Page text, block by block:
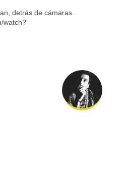
detrás de cámaras.
watch?